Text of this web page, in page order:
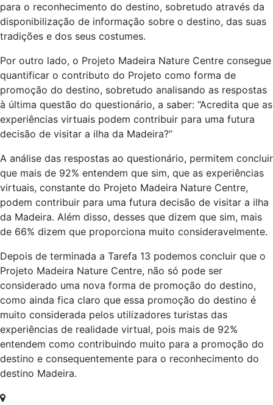
para o reconhecimento do destino, sobretudo através da
disponibilização de informação sobre o destino, das suas
tradições e dos seus costumes.
Por outro lado, o Projeto Madeira Nature Centre consegue
quantificar o contributo do Projeto como forma de
promoção do destino, sobretudo analisando as respostas
à última questão do questionário, a saber: “Acredita que as
experiências virtuais podem contribuir para uma futura
decisão de visitar a ilha da Madeira?”
A análise das respostas ao questionário, permitem concluir
que mais de 92% entendem que sim, que as experiências
virtuais, constante do Projeto Madeira Nature Centre,
podem contribuir para uma futura decisão de visitar a ilha
da Madeira. Além disso, desses que dizem que sim, mais
de 66% dizem que proporciona muito consideravelmente.
Depois de terminada a Tarefa 13 podemos concluir que o
Projeto Madeira Nature Centre, não só pode ser
considerado uma nova forma de promoção do destino,
como ainda fica claro que essa promoção do destino é
muito considerada pelos utilizadores turistas das
experiências de realidade virtual, pois mais de 92%
entendem como contribuindo muito para a promoção do
destino e consequentemente para o reconhecimento do
destino Madeira.